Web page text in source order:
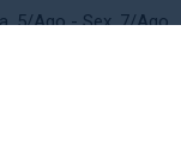
5/Ago - Sex. 7/Ago